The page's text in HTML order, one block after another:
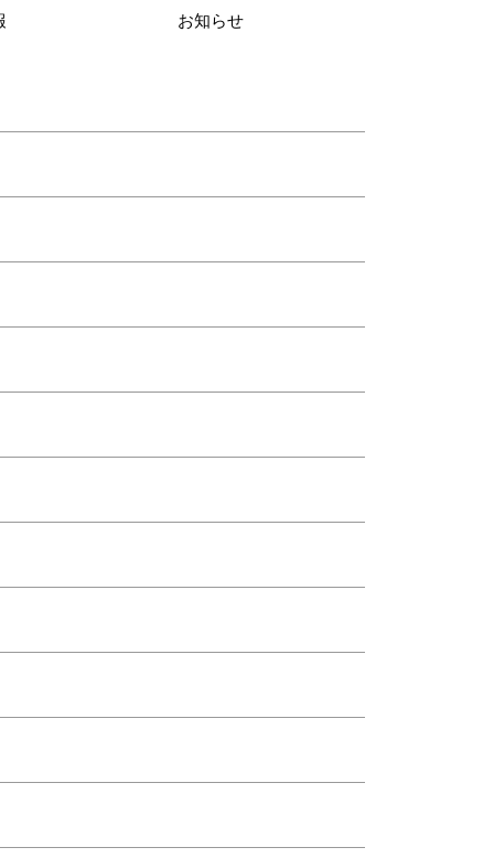
お知らせ